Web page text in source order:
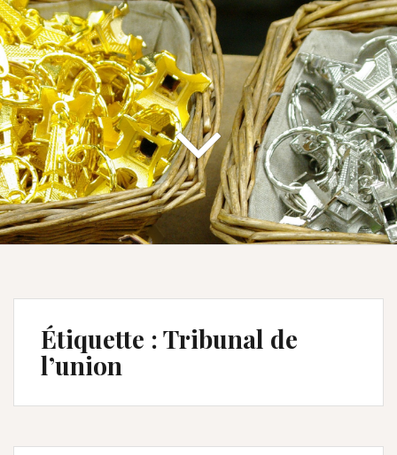
Étiquette :Tribunal de
l’union